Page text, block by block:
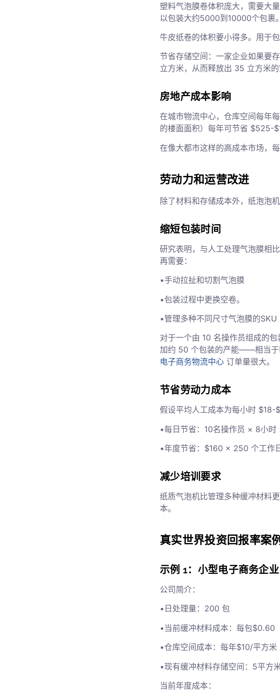
塑料气泡膜卷体积庞大，需要大
以包装大约5000到10000个包裹。
牛皮纸卷的体积要小得多。用于
节省存储空间：一家企业如果要
立方米，从而释放出 35 立方米
房地产成本影响
在城市物流中心，仓库空间每年
的楼面面积）每年可节省 $525-
在像大都市这样的高成本市场，
劳动力和运营改进
除了材料和存储成本外，纸泡泡
缩短包装时间
研究表明，与人工处理气泡膜相
再需要：
•手动拉扯和切割气泡膜
•包装过程中更换空卷。
•管理多种不同尺寸气泡膜的SKU
对于一个由 10 名操作员组成的
加约 50 个包装的产能——相当于
电子商务物流中心 订单量很大。
节省劳动力成本
假设平均人工成本为每小时 $18-
•每日节省：10名操作员 × 8小
•年度节省：$160 × 250 个工作
减少培训要求
纸质气泡机比管理多种缓冲材料
本。
真实世界投资回报率案例
示例 1：小型电子商务企业
公司简介：
•日处理量：200 包
•当前缓冲材料成本：每包$0.60
•仓库空间成本：每年$10/平方米
•现有缓冲材料存储空间：5平方
当前年度成本：